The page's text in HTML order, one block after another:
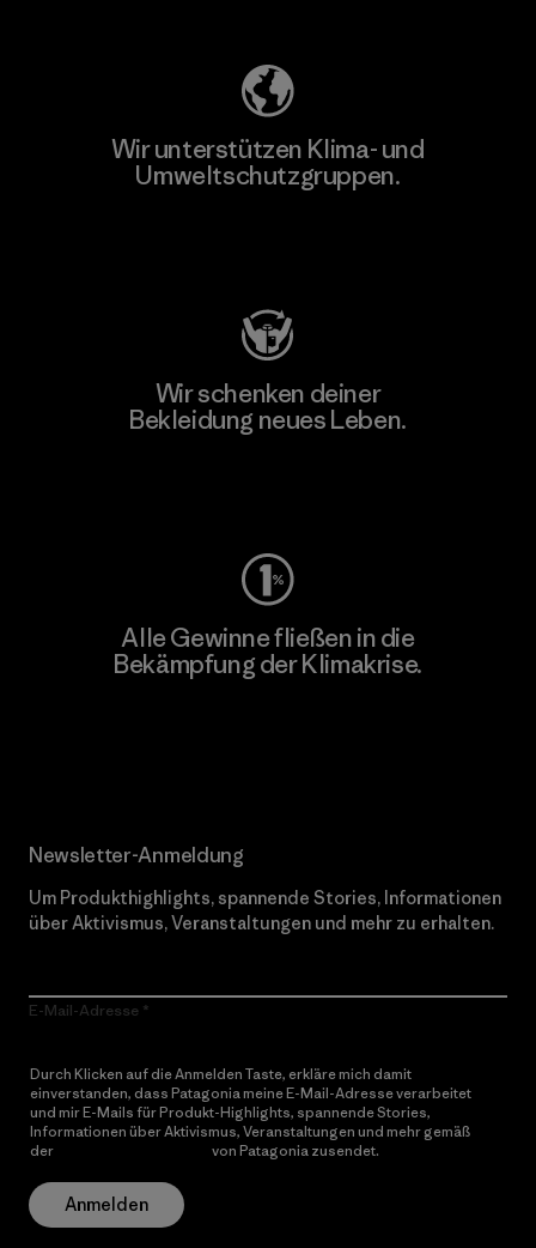
Wir unterstützen Klima- und
Umweltschutzgruppen.
Wir schenken deiner
Bekleidung neues Leben.
Alle Gewinne fließen in die
Bekämpfung der Klimakrise.
Newsletter-Anmeldung
Um Produkthighlights, spannende Stories, Informationen
über Aktivismus, Veranstaltungen und mehr zu erhalten.
E-Mail-Adresse
Durch Klicken auf die Anmelden Taste, erkläre mich damit
einverstanden, dass Patagonia meine E-Mail-Adresse verarbeitet
und mir E-Mails für Produkt-Highlights, spannende Stories,
Informationen über Aktivismus, Veranstaltungen und mehr gemäß
der
von Patagonia zusendet.
Anmelden